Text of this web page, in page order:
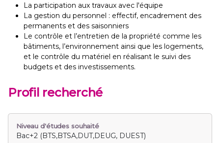
La participation aux travaux avec l'équipe
La gestion du personnel : effectif, encadrement des
permanents et des saisonniers
Le contrôle et l’entretien de la propriété comme les
bâtiments, l’environnement ainsi que les logements,
et le contrôle du matériel en réalisant le suivi des
budgets et des investissements.
Profil recherché
Niveau d'études souhaité
Bac+2 (BTS,BTSA,DUT,DEUG, DUEST)